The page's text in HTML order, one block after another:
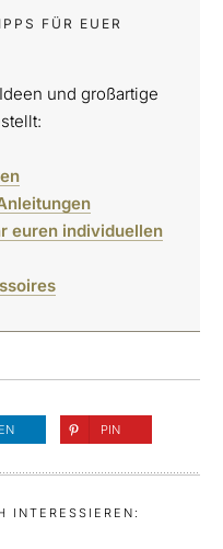
FÜR EUER
und großartige
euren individuellen
PIN
INTERESSIEREN: